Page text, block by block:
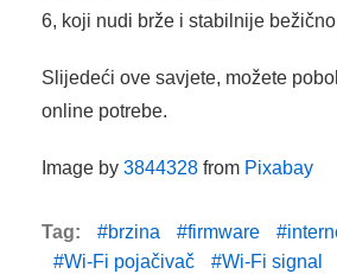
6, koji nudi brže i stabilnije
Slijedeći ove savjete, možete
online potrebe.
Image by 3844328 from Pixabay
Tag: brzina firmware
Wi-Fi pojačivač
Wi-Fi signal